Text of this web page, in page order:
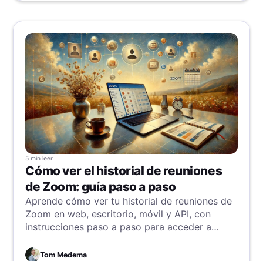
5 min leer
Cómo ver el historial de reuniones
de Zoom: guía paso a paso
Aprende cómo ver tu historial de reuniones de
Zoom en web, escritorio, móvil y API, con
instrucciones paso a paso para acceder a
Tom Medema